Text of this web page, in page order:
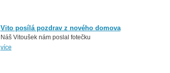
Vito posílá pozdrav z nového domova
Náš Vitoušek nám poslal fotečku
více